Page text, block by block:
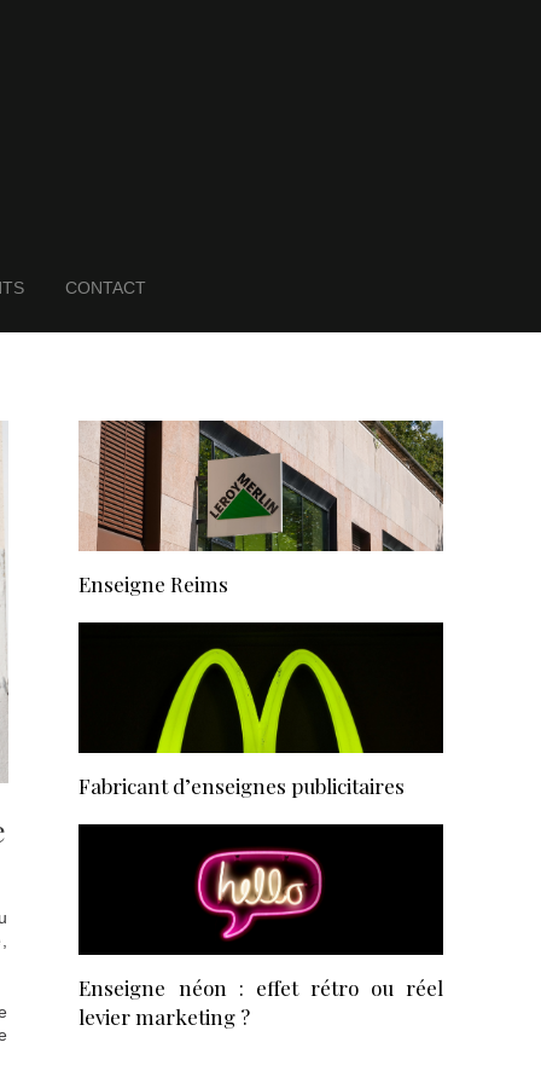
CONTACT
Enseigne Reims
Fabricant d’enseignes publicitaires
Enseigne néon : effet rétro ou réel
levier marketing ?